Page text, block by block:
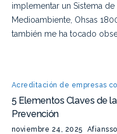
implementar un Sistema de
Medioambiente, Ohsas
también me ha tocado
Acreditación de empresas
5 Elementos Claves de
Prevención
noviembre 24, 2025 Afiansso